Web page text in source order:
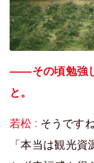
――その頃勉強
と。
若松 : そうです
「本当は観光